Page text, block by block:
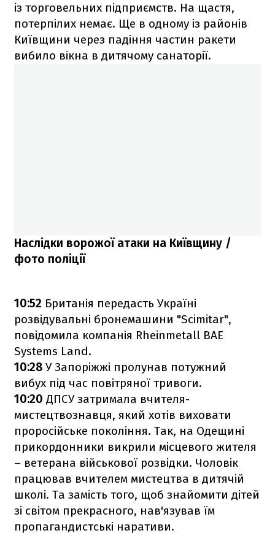
із торговельних підприємств. На щастя,
потерпілих немає. Ще в одному із районів
Київщини через падіння частин ракети
вибило вікна в дитячому санаторії.
Наслідки ворожої атаки на Київщину /
фото поліції
10:52 Британія передасть Україні
розвідувальні бронемашини "Scimitar",
повідомила компанія Rheinmetall BAE
Systems Land.
10:28 У Запоріжжі пролунав потужний
вибух під час повітряної тривоги.
10:20 ДПСУ затримала вчителя-
мистецтвознавця, який хотів виховати
проросійське покоління. Так, на Одещині
прикордонники викрили місцевого жителя
– ветерана військової розвідки. Чоловік
працював вчителем мистецтва в дитячій
школі. Та замість того, щоб знайомити дітей
зі світом прекрасного, нав'язував їм
пропагандистські наративи.